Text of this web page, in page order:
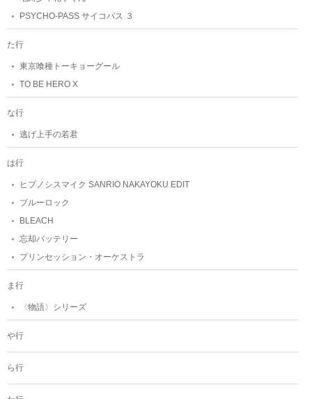
PSYCHO-PASS サイコパス ３
た行
東京喰種トーキョーグール
TO BE HERO X
な行
逃げ上手の若君
は行
ヒプノシスマイク SANRIO NAKAYOKU EDIT
ブルーロック
BLEACH
忘却バッテリー
プリンセッション・オーケストラ
ま行
〈物語〉シリーズ
や行
ら行